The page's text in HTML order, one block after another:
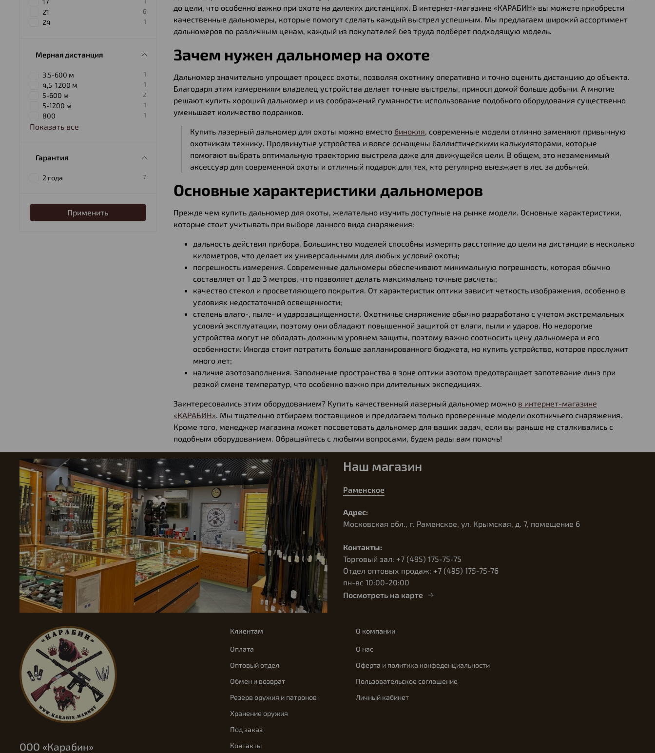
до цели, что особенно важно при охоте на далеких дистанциях. В интернет-магазине «КАРАБИН» вы можете приобрести
качественные дальномеры, которые помогут сделать каждый выстрел успешным. Мы предлагаем широкий ассортимент
дальномеров по различным ценам, каждый из покупателей без труда подберет подходящую модель.
Зачем нужен дальномер на охоте
Дальномер значительно упрощает процесс охоты, позволяя охотнику оперативно и точно оценить дистанцию до объекта.
Благодаря этим измерениям владелец устройства делает точные выстрелы, принося домой больше добычи. А многие
решают купить хороший дальномер и из соображений гуманности: использование подобного оборудования существенно
уменьшает количество подранков.
Купить лазерный дальномер для охоты можно вместо бинокля , современные модели отлично заменяют привычную
охотникам технику. Продвинутые устройства и вовсе оснащены баллистическими калькуляторами, которые
помогают выбрать оптимальную траекторию выстрела даже для движущейся цели. В общем, это незаменимый
аксессуар для современной охоты и отличный подарок для тех, кто регулярно выезжает в лес за добычей.
Основные характеристики дальномеров
Прежде чем купить дальномер для охоты, желательно изучить доступные на рынке модели. Основные характеристики,
которые стоит учитывать при выборе данного вида снаряжения:
дальность действия прибора. Большинство моделей способны измерять расстояние до цели на дистанции в несколько
километров, что делает их универсальными для любых условий охоты;
погрешность измерения. Современные дальномеры обеспечивают минимальную погрешность, которая обычно
составляет от 1 до 3 метров, что позволяет делать максимально точные расчеты;
качество стекол и просветляющего покрытия. От характеристик оптики зависит четкость изображения, особенно в
условиях недостаточной освещенности;
степень влаго-, пыле- и ударозащищенности. Охотничье снаряжение обычно разработано с учетом экстремальных
условий эксплуатации, поэтому они обладают повышенной защитой от влаги, пыли и ударов. Но недорогие
устройства могут не обладать должным уровнем защиты, поэтому важно соотносить цену дальномера и его
особенности. Иногда стоит потратить больше запланированного бюджета, но купить устройство, которое прослужит
много лет;
наличие азотозаполнения. Заполнение пространства в зоне оптики азотом предотвращает запотевание линз при
резкой смене температур, что особенно важно при длительных экспедициях.
Заинтересовались этим оборудованием? Купить качественный лазерный дальномер можно в интернет-магазине
«КАРАБИН» . Мы тщательно отбираем поставщиков и предлагаем только проверенные модели охотничьего снаряжения.
Кроме того, менеджер магазина может посоветовать дальномер для ваших задач, если вы раньше не сталкивались с
подобным оборудованием. Обращайтесь с любыми вопросами, будем рады вам помочь!
17
21 6
24 1
Мерная дистанция
3,5-600 м 1
4,5-1200 м 1
5-600 м 2
5-1200 м 1
800 1
Показать все
Гарантия
2 года 7
Применить
Наш магазин
Раменское
Адрес:
Московская обл., г. Раменское, ул. Крымская, д. 7, помещение 6
Контакты:
Торговый зал: +7 (495) 175-75-75
Отдел оптовых продаж: +7 (495) 175-75-76
пн-вс 10:00-20:00
Посмотреть на карте
Клиентам
Оплата
Оптовый отдел
Обмен и возврат
Резерв оружия и патронов
Хранение оружия
Под заказ
Контакты
О компании
О нас
Оферта и политика конфеденциальности
Пользовательское соглашение
Личный кабинет
ООО «Карабин»